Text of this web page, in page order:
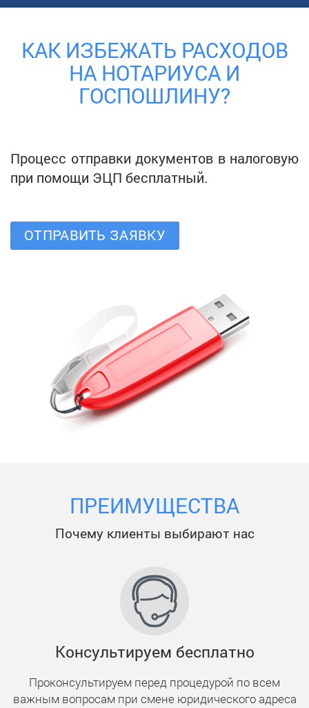
КАК ИЗБЕЖАТЬ РАСХОДОВ
НА НОТАРИУСА И
ГОСПОШЛИНУ?
Процесс отправки документов в налоговую
при помощи ЭЦП бесплатный.
ОТПРАВИТЬ ЗАЯВКУ
ПРЕИМУЩЕСТВА
Почему клиенты выбирают нас
Консультируем бесплатно
Проконсультируем перед процедурой по всем
важным вопросам при смене юридического адреса